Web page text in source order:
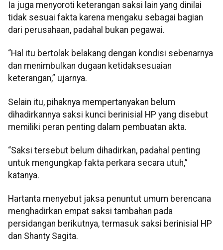
Ia juga menyoroti keterangan saksi lain yang dinilai
tidak sesuai fakta karena mengaku sebagai bagian
dari perusahaan, padahal bukan pegawai.
“Hal itu bertolak belakang dengan kondisi sebenarnya
dan menimbulkan dugaan ketidaksesuaian
keterangan,” ujarnya.
Selain itu, pihaknya mempertanyakan belum
dihadirkannya saksi kunci berinisial HP yang disebut
memiliki peran penting dalam pembuatan akta.
“Saksi tersebut belum dihadirkan, padahal penting
untuk mengungkap fakta perkara secara utuh,”
katanya.
Hartanta menyebut jaksa penuntut umum berencana
menghadirkan empat saksi tambahan pada
persidangan berikutnya, termasuk saksi berinisial HP
dan Shanty Sagita.